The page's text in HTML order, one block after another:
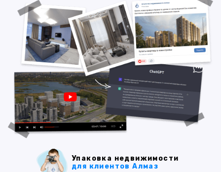
Упаковка недвижимости
для клиентов Алмаз